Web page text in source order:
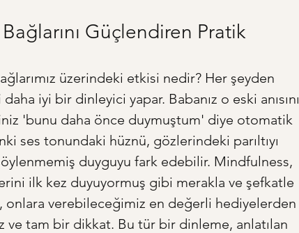
Güçlendiren Pratik
üzerindeki etkisi nedir? Her şeyden
iyi bir dinleyici yapar. Babanız o eski anısını
'bunu daha önce duymuştum' diye otomatik
ses tonundaki hüznü, gözlerindeki parıltıyı
duyguyu fark edebilir. Mindfulness,
ilk kez duyuyormuş gibi merakla ve şefkatle
onlara verebileceğimiz en değerli hediyelerden
ve tam bir dikkat. Bu tür bir dinleme, anlatılan